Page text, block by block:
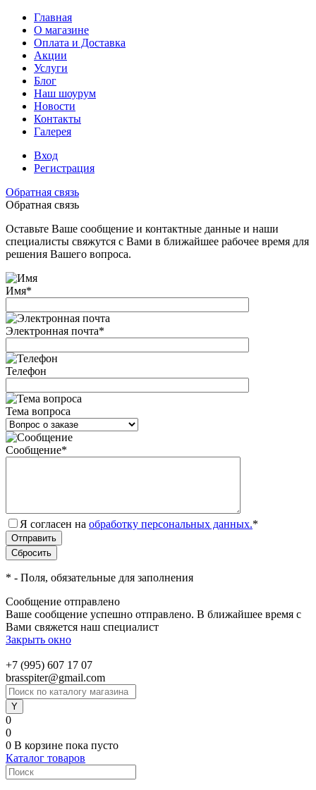
Главная
О магазине
Оплата и Доставка
Акции
Услуги
Блог
Наш шоурум
Новости
Контакты
Галерея
Вход
Регистрация
Обратная связь
Обратная связь
Оставьте Ваше сообщение и контактные данные и наши
специалисты свяжутся с Вами в ближайшее рабочее время для
решения Вашего вопроса.
Имя*
Электронная почта*
Телефон
Тема вопроса
Сообщение*
Я согласен на обработку персональных данных.*
* - Поля, обязательные для заполнения
Сообщение отправлено
Ваше сообщение успешно отправлено. В ближайшее время с
Вами свяжется наш специалист
Закрыть окно
+7 (995) 607 17 07
brasspiter@gmail.com
0
0
0 В корзине пока пусто
Каталог товаров